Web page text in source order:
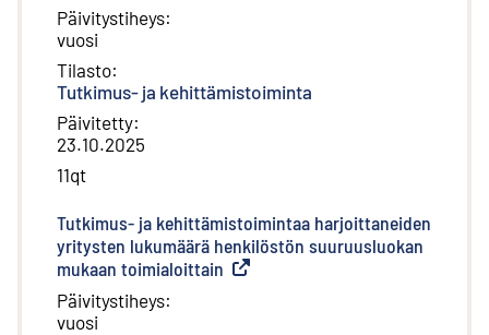
Päivitystiheys:
vuosi
Tilasto:
Tutkimus- ja kehittämistoiminta
Päivitetty:
23.10.2025
11qt
Tutkimus- ja kehittämistoimintaa harjoittaneiden
yritysten lukumäärä henkilöstön suuruusluokan
mukaan toimialoittain Ulkoinen linkki
Päivitystiheys:
vuosi